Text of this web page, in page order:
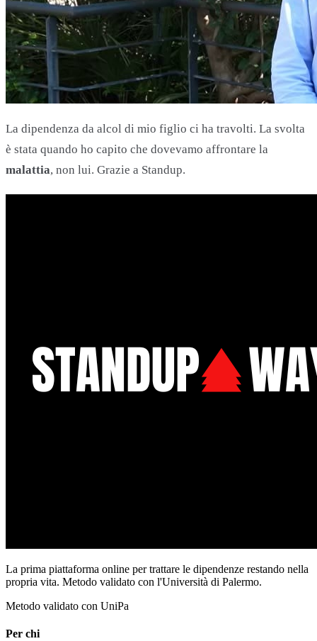
La dipendenza da alcol di mio figlio ci ha travolti. La svolta
è stata quando ho capito che dovevamo affrontare la
malattia, non lui. Grazie a Standup.
La prima piattaforma online per trattare le dipendenze restando nella
propria vita. Metodo validato con l'Università di Palermo.
Metodo validato con UniPa
Per chi